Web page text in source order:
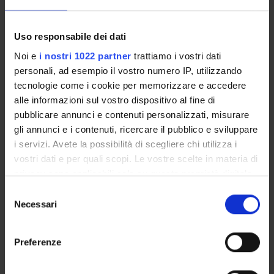
Uso responsabile dei dati
Noi e i nostri 1022 partner trattiamo i vostri dati
personali, ad esempio il vostro numero IP, utilizzando
tecnologie come i cookie per memorizzare e accedere
alle informazioni sul vostro dispositivo al fine di
pubblicare annunci e contenuti personalizzati, misurare
gli annunci e i contenuti, ricercare il pubblico e sviluppare
i servizi. Avete la possibilità di scegliere chi utilizza i
vostri dati e per quali scopi. Le vostre scelte in materia di
privacy sono applicabili solo su questa proprietà digitale
modificare o revocare il proprio consenso in qualsiasi
momento dalla Dichiarazione sui cookie o facendo clic
delNecessari
Preferenze
4 novembre 2022
Citazione bibliografica:
un`antica civiltà,White Star ,2007
Consulta la scheda completa presente nelrepository
istituzionale della Ricerca di Ateneo
PROGETTI COLLEGATI
TITOLO
DIPARTIMENTO
Egeo-anatolistica (linea di ricerca) Dipartimento Culture e
<<indietro